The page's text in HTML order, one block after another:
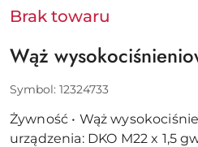
Brak towaru
Wąż
Symbol: 12324733
Żywność • Wąż
urządzenia: DKO M22 x 1,5